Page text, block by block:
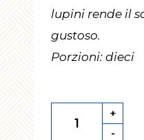
lupini rende il
gustoso.
Porzioni: dieci
-
+